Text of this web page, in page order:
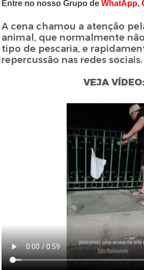
Entre no nosso Grupo deWhatApp,
A cena chamou a atenção
animal, que normalmente
tipo de pescaria, e
repercussão nas redes sociais.
VEJA VÍDEO: